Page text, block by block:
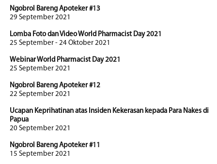
Ngobrol Bareng Apoteker #13
29 September 2021
Lomba Foto dan Video World Pharmacist Day 2021
25 September - 24 Oktober 2021
Webinar World Pharmacist Day 2021
25 September 2021
Ngobrol Bareng Apoteker #12
22 September 2021
Ucapan Keprihatinan atas Insiden Kekerasan kepada Para Nakes di
Papua
20 September 2021
Ngobrol Bareng Apoteker #11
15 September 2021